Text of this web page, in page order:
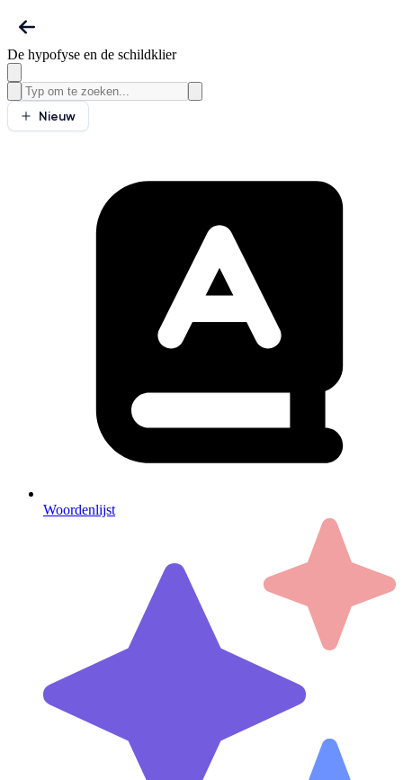
De hypofyse en de schildklier
Nieuw
Woordenlijst